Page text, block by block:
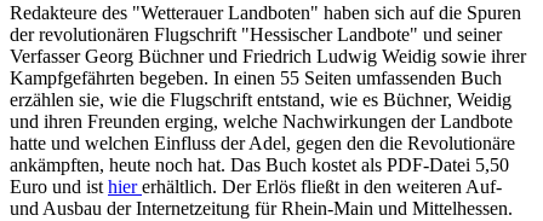
Redakteure des "Wetterauer Landboten" haben sich auf die Spuren
der revolutionären Flugschrift "Hessischer Landbote" und seiner
Verfasser Georg Büchner und Friedrich Ludwig Weidig sowie ihrer
Kampfgefährten begeben. In einen 55 Seiten umfassenden Buch
erzählen sie, wie die Flugschrift entstand, wie es Büchner, Weidig
und ihren Freunden erging, welche Nachwirkungen der Landbote
hatte und welchen Einfluss der Adel, gegen den die Revolutionäre
ankämpften, heute noch hat. Das Buch kostet als PDF-Datei 5,50
Euro und ist hiererhältlich. Der Erlös fließt in den weiteren Auf-
und Ausbau der Internetzeitung für Rhein-Main und Mittelhessen.